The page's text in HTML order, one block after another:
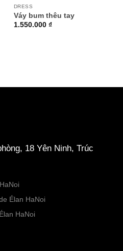
DRESS
Váy bum thêu tay
1.550.000 ₫
18 Yên Ninh, Trúc
Élan HaNoi
HaNoi